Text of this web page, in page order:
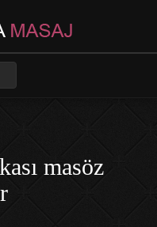
masöz